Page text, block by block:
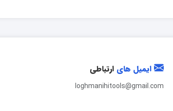
ایمیل های ارتباطی
loghmanihitools@gmail.com